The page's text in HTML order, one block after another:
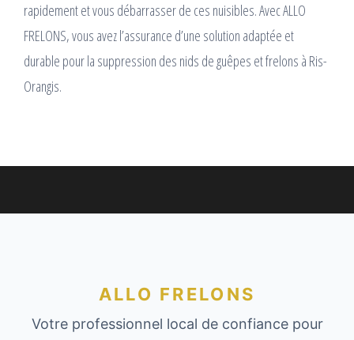
rapidement et vous débarrasser de ces nuisibles. Avec ALLO
FRELONS, vous avez l’assurance d’une solution adaptée et
durable pour la suppression des nids de guêpes et frelons à Ris-
Orangis.
ALLO FRELONS
Votre professionnel local de confiance pour